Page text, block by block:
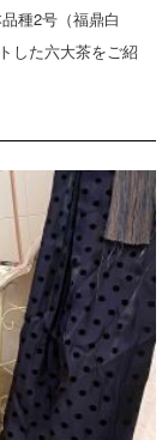
種2号（福鼎白
した六大茶をご紹